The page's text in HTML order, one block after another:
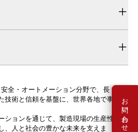
お問い合わせ
全・オートメーション分野で、長
技術と信頼を基盤に、世界各地で事
ションを通じて、製造現場の生産性
、人と社会の豊かな未来を支えま